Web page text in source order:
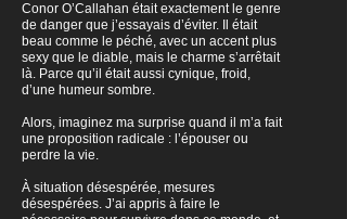
Conor O’Callahan était exactement le genre
de danger que j’essayais d’éviter. Il était
beau comme le péché, avec un accent plus
sexy que le diable, mais le charme s’arrêtait
là. Parce qu’il était aussi cynique, froid,
d’une humeur sombre.
Alors, imaginez ma surprise quand il m’a fait
une proposition radicale : l’épouser ou
perdre la vie.
À situation désespérée, mesures
désespérées. J’ai appris à faire le